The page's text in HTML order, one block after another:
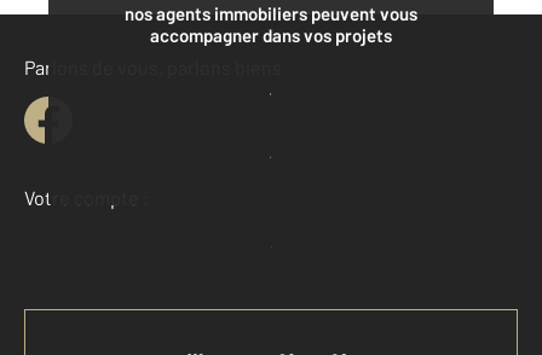
nos agents immobiliers peuvent vous
accompagner dans vos projets
Contacter l'agence
Demander une estimation
Parlons de vous, parlons biens
Votre compte :
Accéder à mon compte